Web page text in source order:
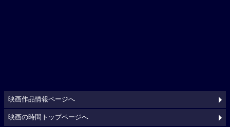
映画作品情報ページへ
映画の時間トップページへ